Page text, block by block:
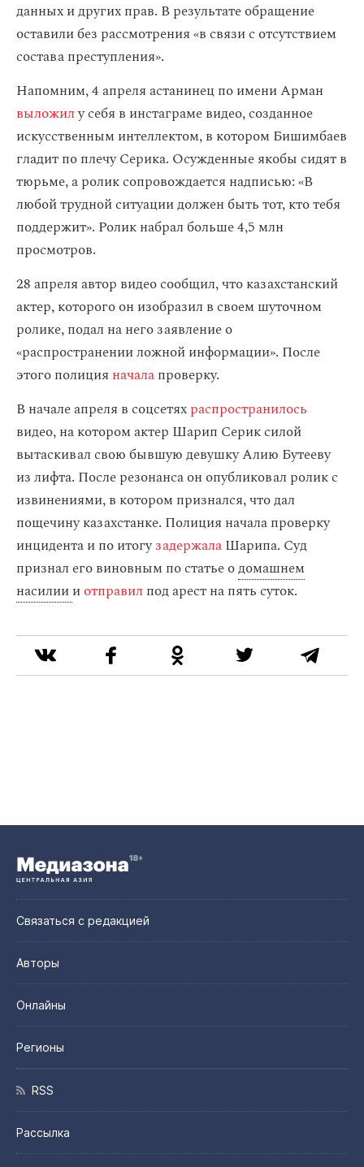
данных и других прав. В результате обращение
оставили без рассмотрения «в связи с отсутствием
состава преступления».
Напомним, 4 апреля астанинец по имени Арман
выложилу себя в инстаграме видео, созданное
искусственным интеллектом, в котором Бишимбаев
гладит по плечу Серика. Осужденные якобы сидят в
тюрьме, а ролик сопровождается надписью: «В
любой трудной ситуации должен быть тот, кто тебя
поддержит». Ролик набрал больше 4,5 млн
просмотров.
28 апреля автор видео сообщил, что казахстанский
актер, которого он изобразил в своем шуточном
ролике, подал на него заявление о
«распространении ложной информации». После
этого полиция началапроверку.
В начале апреля в соцсетяхраспространилось
видео, на котором актер Шарип Серик силой
вытаскивал свою бывшую девушку Алию Бутееву
из лифта. После резонанса он опубликовал ролик с
извинениями, в котором признался, что дал
пощечину казахстанке. Полиция начала проверку
инцидента и по итогузадержалаШарипа. Суд
признал его виновным по статье одомашнем
насилиииотправил под арест на пять суток.
Связаться с редакцией
Авторы
Онлайны
Регионы
RSS
Рассылка